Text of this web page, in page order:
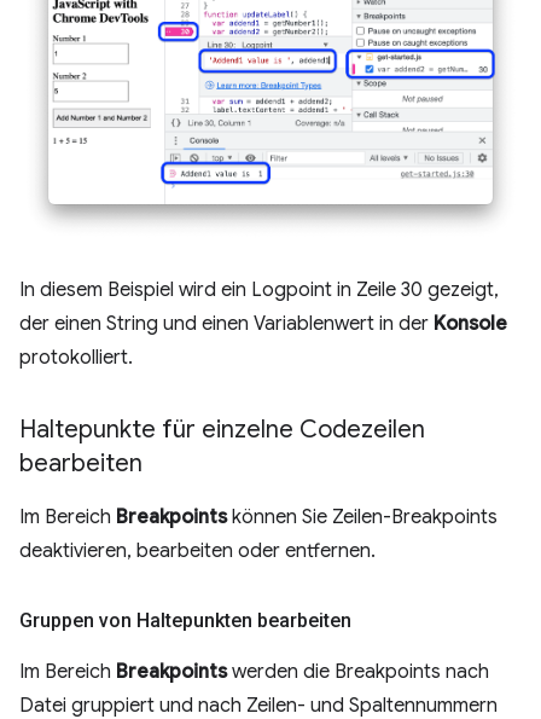
In diesem Beispiel wird ein Logpoint in Zeile 30 gezeigt,
der einen String und einen Variablenwert in der Konsole
protokolliert.
Haltepunkte für einzelne Codezeilen
bearbeiten
Im Bereich Breakpointskönnen Sie Zeilen-Breakpoints
deaktivieren, bearbeiten oder entfernen.
Gruppen von Haltepunkten bearbeiten
Im Bereich Breakpointswerden die Breakpoints nach
Datei gruppiert und nach Zeilen- und Spaltennummern